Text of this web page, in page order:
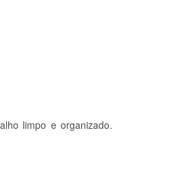
limpo e organizado.